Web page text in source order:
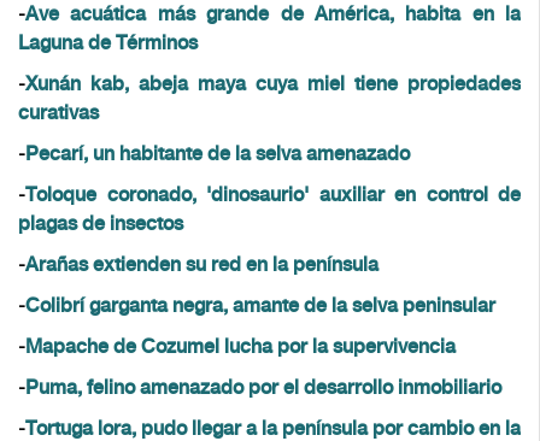
-Ave acuática más grande de América, habita en la
Laguna de Términos
-Xunán kab, abeja maya cuya miel tiene propiedades
curativas
-Pecarí, un habitante de la selva amenazado
-Toloque coronado, 'dinosaurio' auxiliar en control de
plagas de insectos
-Arañas extienden su red en la península
-Colibrí garganta negra, amante de la selva peninsular
-Mapache de Cozumel lucha por la supervivencia
-Puma, felino amenazado por el desarrollo inmobiliario
-Tortuga lora, pudo llegar a la península por cambio en la